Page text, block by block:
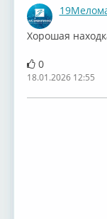
Хорошая
0
18.01.2026 12:55